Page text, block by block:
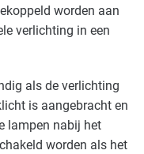
worden aan
verlichting in een
als de verlichting
is aangebracht en
lampen nabij het
worden als het